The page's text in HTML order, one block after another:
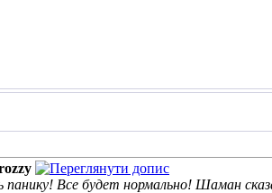
панику! Все будет нормально! Шаман